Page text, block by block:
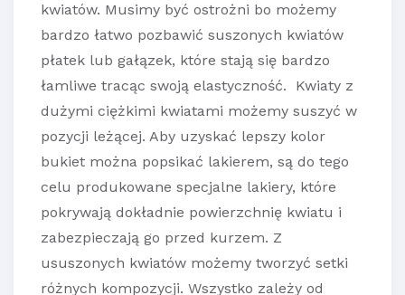
kwiatów. Musimy być ostrożni bo możemy
bardzo łatwo pozbawić suszonych kwiatów
płatek lub gałązek, które stają się bardzo
łamliwe tracąc swoją elastyczność. Kwiaty z
dużymi ciężkimi kwiatami możemy suszyć w
pozycji leżącej. Aby uzyskać lepszy kolor
bukiet można popsikać lakierem, są do tego
celu produkowane specjalne lakiery, które
pokrywają dokładnie powierzchnię kwiatu i
zabezpieczają go przed kurzem. Z
ususzonych kwiatów możemy tworzyć setki
różnych kompozycji. Wszystko zależy od